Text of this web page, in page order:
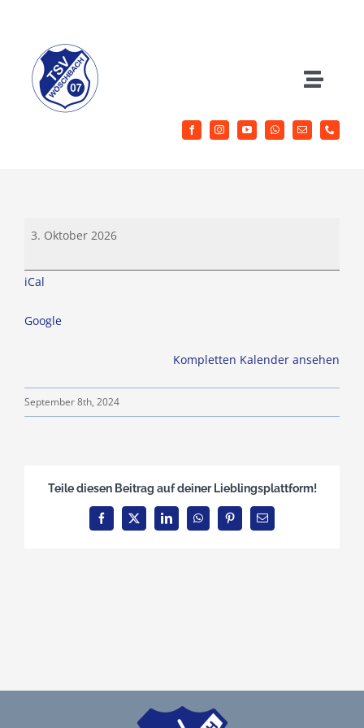
springen
Toggle
Herrenfussball
Teamshop
Rechtliches
Tag
deutschen
3. Oktober 2026
iCal
Google
Kompletten Kalender ansehen
September 8th, 2024
Teile diesen Beitrag auf deiner Lieblingsplattform!
Facebook
X LinkedInWhatsAppPinterest
E-
Mail